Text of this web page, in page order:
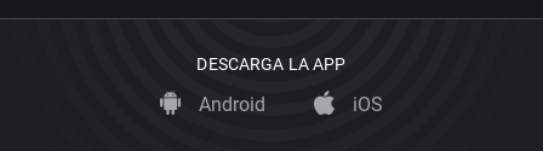
DESCARGA LA APP
Android iOS